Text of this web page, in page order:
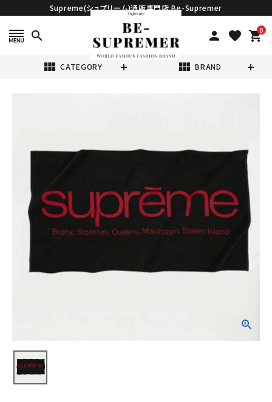
Supreme(シュプリーム)通販専門店 Be-Supremer
search person favorite 0
shopping_cart
view_module CATEGORY view_module BRAND
Supreme シュプ
リーム 21SS
Five Boroughs
Towel ファイブ
ボローズタオル ブ
¥25,980
Tシャツ・ロングスリーブ
パーカー・トレーナー